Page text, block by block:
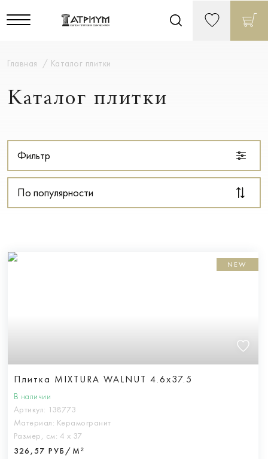
Главная Каталог плитки
Каталог плитки
Фильтр
По популярности
NEW
Плитка MIXTURA WALNUT 4.6x37.5
В наличии
Артикул: 138773
Материал: Керамогранит
Размер, см: 4 х 37
326,57 РУБ/М²